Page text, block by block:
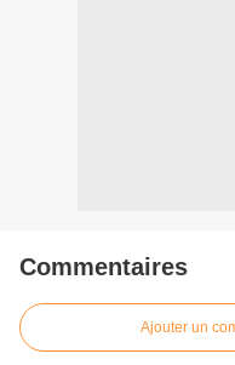
Commentaires
Ajouter un